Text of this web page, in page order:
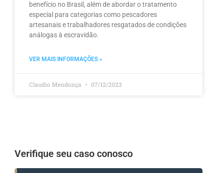
benefício no Brasil, além de abordar o tratamento
especial para categorias como pescadores
artesanais e trabalhadores resgatados de condições
análogas à escravidão.
VER MAIS INFORMAÇÕES »
Claudio Mendonça 07/12/2023
Verifique seu caso conosco